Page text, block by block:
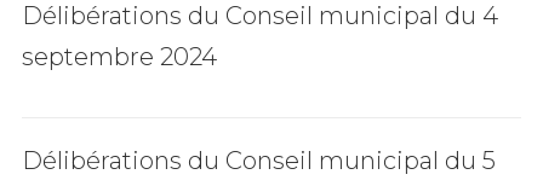
Délibérations du Conseil municipal du 4
septembre 2024
Délibérations du Conseil municipal du 5